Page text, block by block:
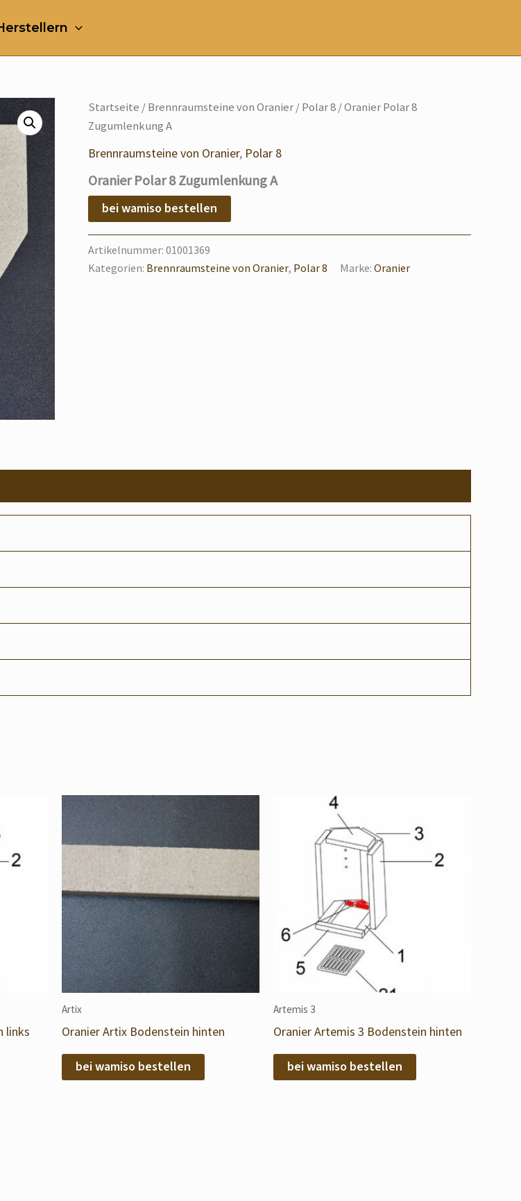
Startseite /Brennraumsteine von Oranier/Polar 8/ Oranier Polar 8
Zugumlenkung A
Brennraumsteine von Oranier, Polar 8
Oranier Polar 8 Zugumlenkung A
bei wamiso bestellen
Artikelnummer: 01001369
Kategorien: Brennraumsteine von Oranier, Polar 8 Marke: Oranier
links
Artix
Oranier Artix Bodenstein hinten
bei wamiso bestellen
Artemis 3
Oranier Artemis 3 Bodenstein hinten
bei wamiso bestellen